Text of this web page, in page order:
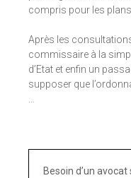
compris pour les
Après les
commissaire à la
d’Etat et enfin un
supposer que
Besoin d’un